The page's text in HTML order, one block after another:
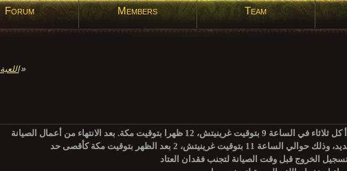
Forum Members Team
اللعبة»
يرجى الانتباه أن أعمال صيانة الخادم الأسبوعية تبدأ كل ثلاثاء في الساعة 9 بتوقيت غرينيتش، 12 ظهرا بتوقيت مكة. بعد الانتهاء من أعمال الصيانة
الخروج قبل وقت الصيانة لتجنب فقدان العتاد